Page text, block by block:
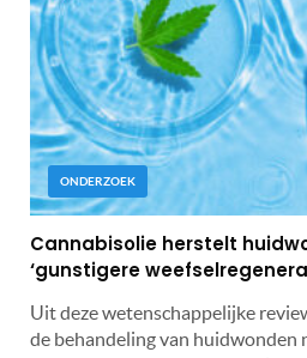
ONDERZOEK
Cannabisolie herstelt
‘gunstigere
Uit deze wetenschappelijke
de behandeling van huidwonden